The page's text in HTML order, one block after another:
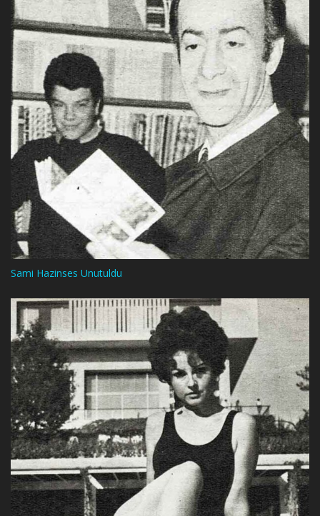
Sami Hazinses Unutuldu